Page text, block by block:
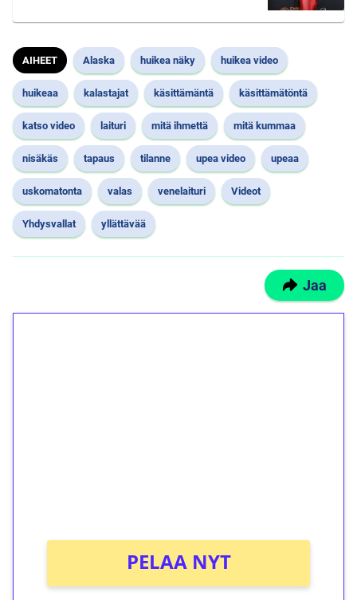
AIHEET Alaska huikea näky huikea video
huikeaa kalastajat käsittämäntä käsittämätöntä
katso video laituri mitä ihmettä mitä kummaa
nisäkäs tapaus tilanne upea video upeaa
uskomatonta valas venelaituri Videot
Yhdysvallat yllättävää
Jaa
PELAA NYT